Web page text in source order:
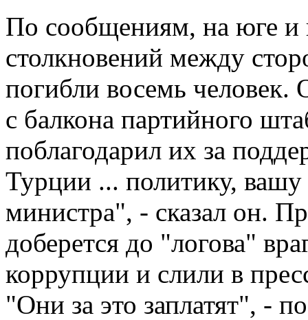
По сообщениям, на юге и
столкновений между
погибли восемь человек.
с балкона партийного
поблагодарил их за
Турции ... политику,
министра", - сказал он.
доберется до "логова"
коррупции и слили в
"Они за это заплатят", -